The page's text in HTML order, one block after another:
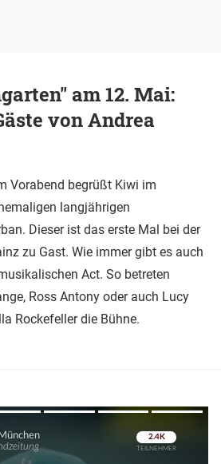
am 12. Mai:
von Andrea
Vorabend begrüßt Kiwi im
langjährigen
Dieser ist das erste Mal bei der
zu Gast. Wie immer gibt es auch
Act. So betreten
Ross Antony oder auch Lucy
Rockefeller die Bühne.
Überspringen